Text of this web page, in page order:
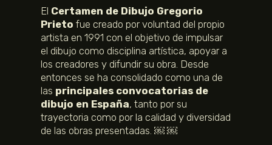
El Certamen de Dibujo Gregorio
Prieto fue creado por voluntad del propio
artista en 1991 con el objetivo de impulsar
el dibujo como disciplina artística, apoyar a
los creadores y difundir su obra. Desde
entonces se ha consolidado como una de
las principales convocatorias de
dibujo en España, tanto por su
trayectoria como por la calidad y diversidad
de las obras presentadas. ￼ ￼